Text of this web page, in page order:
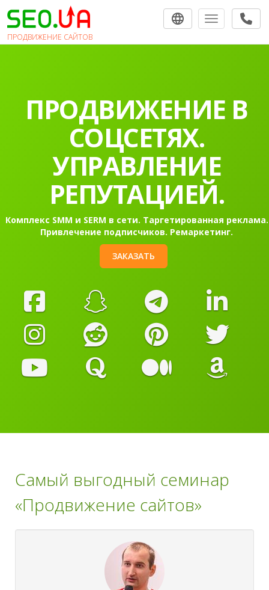
ПРОДВИЖЕНИЕ САЙТОВ
Toggle
ПРОДВИЖЕНИЕ В
СОЦСЕТЯХ.
УПРАВЛЕНИЕ
РЕПУТАЦИЕЙ.
Комплекс SMM и SERM в сети. Таргетированная реклама.
Привлечение подписчиков. Ремаркетинг.
ЗАКАЗАТЬ
Самый выгодный семинар
«Продвижение сайтов»